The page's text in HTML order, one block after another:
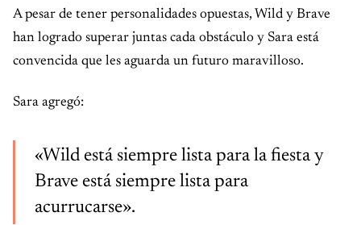
A pesar de tener personalidades opuestas, Wild y Brave
han logrado superar juntas cada obstáculo y Sara está
convencida que les aguarda un futuro maravilloso.
Sara agregó:
«Wild está siempre lista para la fiesta y
Brave está siempre lista para
acurrucarse».